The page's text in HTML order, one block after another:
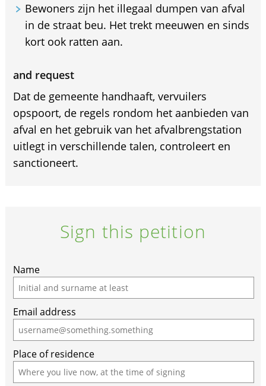
Bewoners zijn het illegaal dumpen van afval
in de straat beu. Het trekt meeuwen en sinds
kort ook ratten aan.
and request
Dat de gemeente handhaaft, vervuilers
opspoort, de regels rondom het aanbieden van
afval en het gebruik van het afvalbrengstation
uitlegt in verschillende talen, controleert en
sanctioneert.
Sign this petition
If
you
are
a
human,
ignore
this
field
Name
Email address
Place of residence